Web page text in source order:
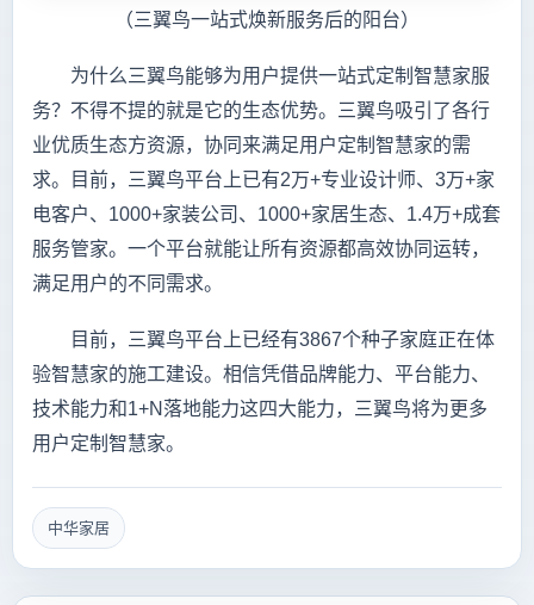
（三翼鸟一站式焕新服务后的阳台）
为什么三翼鸟能够为用户提供一站式定制智慧家服
务？不得不提的就是它的生态优势。三翼鸟吸引了各行
业优质生态方资源，协同来满足用户定制智慧家的需
求。目前，三翼鸟平台上已有2万+专业设计师、3万+家
电客户、1000+家装公司、1000+家居生态、1.4万+成套
服务管家。一个平台就能让所有资源都高效协同运转，
满足用户的不同需求。
目前，三翼鸟平台上已经有3867个种子家庭正在体
验智慧家的施工建设。相信凭借品牌能力、平台能力、
技术能力和1+N落地能力这四大能力，三翼鸟将为更多
用户定制智慧家。
中华家居